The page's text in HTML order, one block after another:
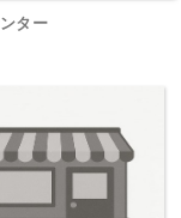
ター